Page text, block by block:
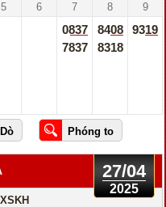
5 6 7 8 9
0837
7837
8408
8318
9319
27/04
2025
XSKH